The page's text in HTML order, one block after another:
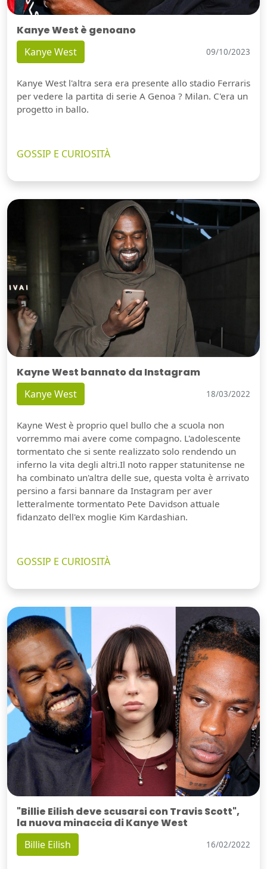
Kanye West è genoano
Kanye West 09/10/2023
Kanye West l'altra sera era presente allo stadio Ferraris
per vedere la partita di serie A Genoa ? Milan. C'era un
progetto in ballo.
GOSSIP E CURIOSITÀ
Kayne West bannato da Instagram
Kanye West 18/03/2022
Kayne West è proprio quel bullo che a scuola non
vorremmo mai avere come compagno. L'adolescente
tormentato che si sente realizzato solo rendendo un
inferno la vita degli altri.Il noto rapper statunitense ne
ha combinato un'altra delle sue, questa volta è arrivato
persino a farsi bannare da Instagram per aver
letteralmente tormentato Pete Davidson attuale
fidanzato dell'ex moglie Kim Kardashian.
GOSSIP E CURIOSITÀ
"Billie Eilish deve scusarsi con Travis Scott",
la nuova minaccia di Kanye West
Billie Eilish 16/02/2022